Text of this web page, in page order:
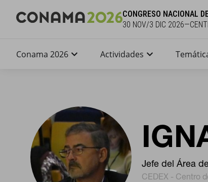
CONGRESO NACIONAL
30 NOV/3 DIC
Conama 2026 Actividades
Jefe del Área
CEDEX - Centro